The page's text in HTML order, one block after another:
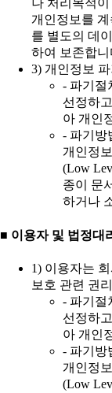
나 처리목적
개인정보를
를 별도의 데
하여 보존합니
3) 개인정보
- 파기절
선정하
아 개인
- 파기방
개인정
(Low
종이 문
하거나
■ 이용자 및 법정대
1) 이용자는
보호 관련 권
- 파기절
선정하
아 개인
- 파기방
개인정
(Low